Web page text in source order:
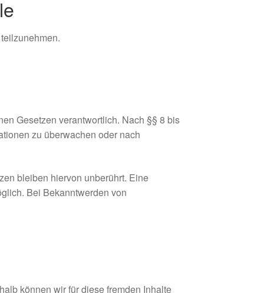
Gesetzen verantwortlich. Nach §§ 8 bis
zu überwachen oder nach
bleiben hiervon unberührt. Eine
Bei Bekanntwerden von
können wir für diese fremden Inhalte